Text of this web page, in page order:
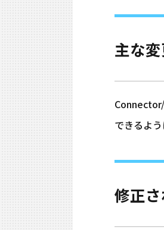
主な
できるよう
修正